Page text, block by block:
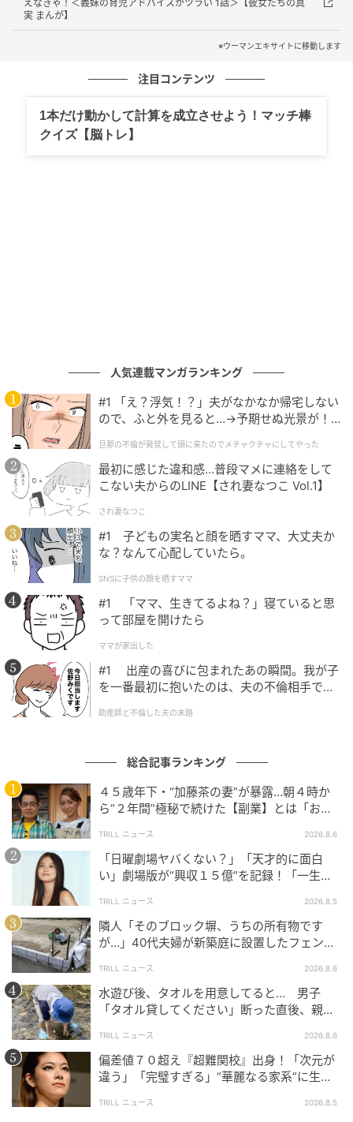
ウーマンエキサイト
ウーマンエキサイト
えなきゃ！＜義妹の育児アドバイスがツラい 1話＞【彼女たちの真
実 まんが】
※ウーマンエキサイトに移動します
注目コンテンツ
1本だけ動かして計算を成立させよう！マッチ棒
クイズ【脳トレ】
人気連載マンガランキング
#1 「え？浮気！？」夫がなかなか帰宅しない
ので、ふと外を見ると…→予期せぬ光景が！
クチャにしてやった
旦那の不倫が発覚して頭に来たのでメチャクチャにしてやった
最初に感じた違和感…普段マメに連絡をして
こない夫からのLINE【され妻なつこ Vol.1】
され妻なつこ
#1 子どもの実名と顔を晒すママ、大丈夫か
な？なんて心配していたら。
SNSに子供の顔を晒すママ
#1 「ママ、生きてるよね？」寝ていると思
って部屋を開けたら
ママが家出した
#1 出産の喜びに包まれたあの瞬間。我が子
を一番最初に抱いたのは、夫の不倫相手でし
助産師と不倫した夫の末路
総合記事ランキング
４５歳年下・“加藤茶の妻”が暴露…朝４時か
ら“２年間”極秘で続けた【副業】とは「お金
TRILL ニュース 2026.8.6
「日曜劇場ヤバくない？」「天才的に面白
い」劇場版が“興収１５億”を記録！「一生言
TRILL ニュース 2026.8.5
隣人「そのブロック塀、うちの所有物です
が…」40代夫婦が新築庭に設置したフェン
TRILL ニュース 2026.8.6
水遊び後、タオルを用意してると… 男子
「タオル貸してください」断った直後、親が
TRILL ニュース 2026.8.6
偏差値７０超え『超難関校』出身！「次元が
違う」「完璧すぎる」“華麗なる家系”に生ま
TRILL ニュース 2026.8.5